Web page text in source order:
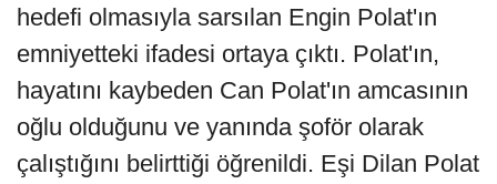
hedefi olmasıyla sarsılan Engin Polat'ın
emniyetteki ifadesi ortaya çıktı. Polat'ın,
hayatını kaybeden Can Polat'ın amcasının
oğlu olduğunu ve yanında şoför olarak
çalıştığını belirttiği öğrenildi. Eşi Dilan Polat